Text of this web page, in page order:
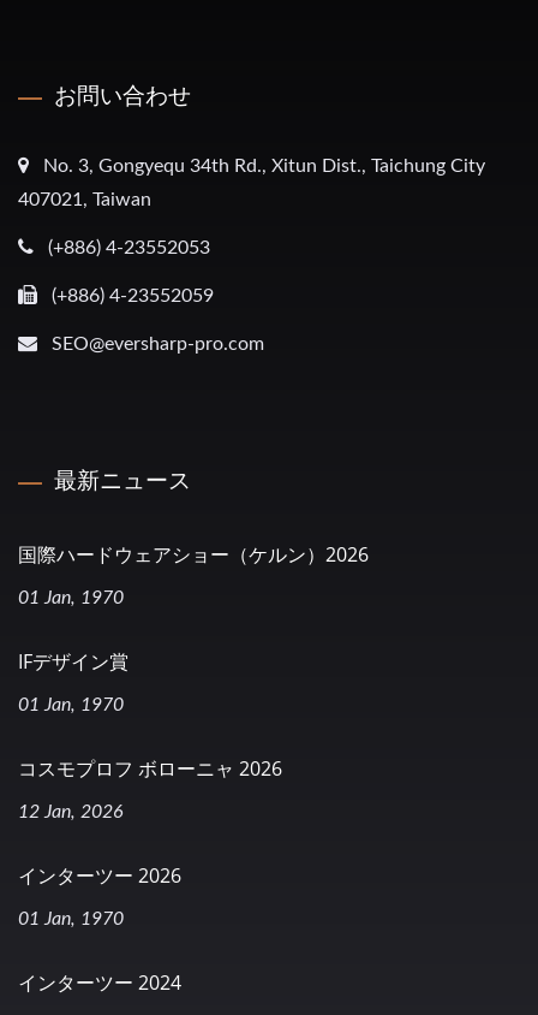
お問い合わせ
No. 3, Gongyequ 34th Rd., Xitun Dist., Taichung City
407021, Taiwan
(+886) 4-23552053
(+886) 4-23552059
SEO@eversharp-pro.com
最新ニュース
国際ハードウェアショー（ケルン）2026
01 Jan, 1970
IFデザイン賞
01 Jan, 1970
コスモプロフ ボローニャ 2026
12 Jan, 2026
インターツー 2026
01 Jan, 1970
インターツー 2024